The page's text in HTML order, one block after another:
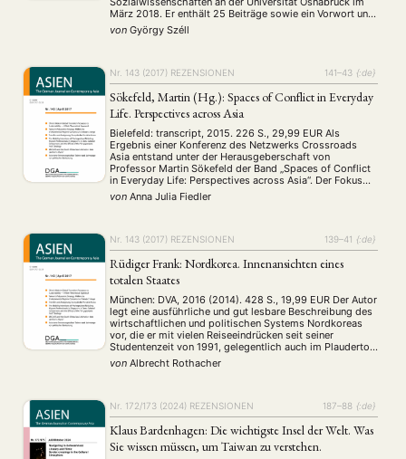
ANGEBOTE
ANTRAG AUF EINEN SMALL GRANT DER DGA MITGLIEDERBEREICH
MITGLIEDSCHAFT
Aktuelles von unseren Mitgliedern (4) Art (5) ASIEN (Zeitschrift)
Auszeichnung (12) Bericht (128) Bildung
Hybrid (172) Kultur (27) Kunst (4) Lecture Literatur (261)
Medien (24) Migration (39) Nationalism (6) Online (235)
Philosophie (12) Politik (417) Politikwissenschaften
Präsentation (13) Programm (5) Publikation (23) Recht (20)
Religion (75) Sozialwissenschaften (4) Sprache (36) Sprachkurse (8)
Stellenausschreibung (661) Stipendium (53) Studium (21)
Summer School (10) Symposium (32) Tagung (500) Tourismus (14)
Veranstaltung (788) Webinar
MITGLIEDSCHAFT STUDIUM DATENSCHUTZERKLÄRUNG
MITGLIEDERBEREICH KONTAKT SPENDEN SIE JETZT!
März 2018. Er enthält 25 Beiträge sowie ein Vorwort und
eine Einleitung. Dabei umfasst das Spektrum für
Deutschland/Europa außer dem Gastgeberland Italien
von György Széll
Nr. 143 (2017) REZENSIONEN 141–43 {:de}
Sökefeld, Martin (Hg.): Spaces of Conflict in Everyday
Life. Perspectives across Asia
Bielefeld: transcript, 2015. 226 S., 29,99 EUR Als
Ergebnis einer Konferenz des Netzwerks Crossroads
Asia entstand unter der Herausgeberschaft von
Professor Martin Sökefeld der Band „Spaces of Conflict
in Everyday Life: Perspectives across Asia“. Der Fokus
des Sammelbandes liegt mit Beiträgen zu Kirgistan,
Afghanistan, Nord Pakistan und der Region Kashmir auf
von Anna Julia Fiedler
Nr. 143 (2017) REZENSIONEN 139–41 {:de}
Rüdiger Frank: Nordkorea. Innenansichten eines
totalen Staates
München: DVA, 2016 (2014). 428 S., 19,99 EUR Der Autor
legt eine ausführliche und gut lesbare Beschreibung des
wirtschaftlichen und politischen Systems Nordkoreas
vor, die er mit vielen Reiseeindrücken seit seiner
Studentenzeit von 1991, gelegentlich auch im Plauderton
mit lustigen Anekdoten aus seiner Jugend in der DDR und
in der Sowjetunion, mit Licht und Schatten …
von Albrecht Rothacher
Nr. 172/173 (2024) REZENSIONEN 187–88 {:de}
Klaus Bardenhagen: Die wichtigste Insel der Welt. Was
Sie wissen müssen, um Taiwan zu verstehen.